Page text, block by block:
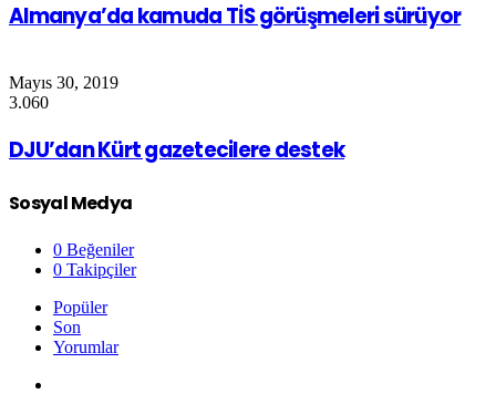
Almanya’da kamuda TİS görüşmeleri sürüyor
Mayıs 30, 2019
3.060
DJU’dan Kürt gazetecilere destek
Sosyal Medya
0 Beğeniler
0 Takipçiler
Popüler
Son
Yorumlar